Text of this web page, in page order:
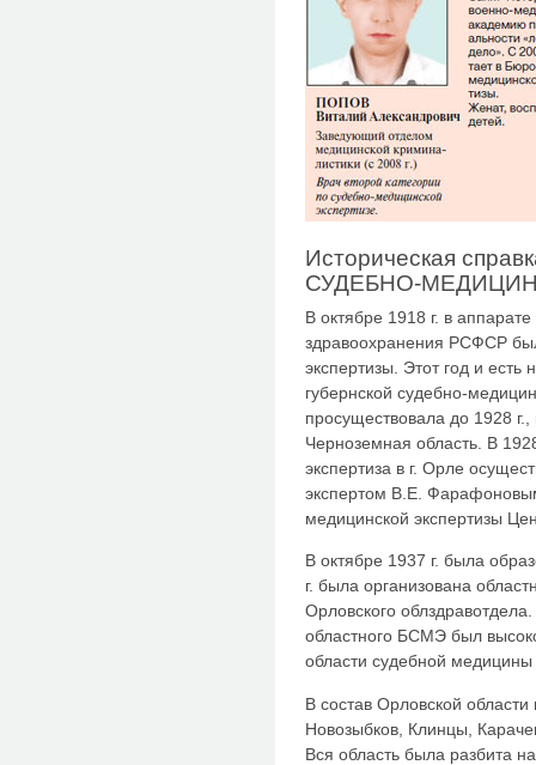
Историческая
СУДЕБНО-
В октябре 1918 г. в
здравоохранения РСФСР
экспертизы. Этот год и есть
губернской судебно-
просуществовала до 1928
Черноземная область. В
экспертиза в г. Орле
экспертом В.Е.
медицинской экспертизы
В октябре 1937 г. была
г. была организована
Орловского
областного БСМЭ был
области судебной
В состав Орловской
Новозыбков, Клинцы,
Вся область была разбита